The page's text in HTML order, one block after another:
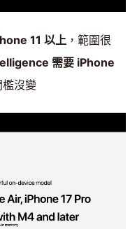
11 以上 ，範圍很
需要 iPhone
檻沒變